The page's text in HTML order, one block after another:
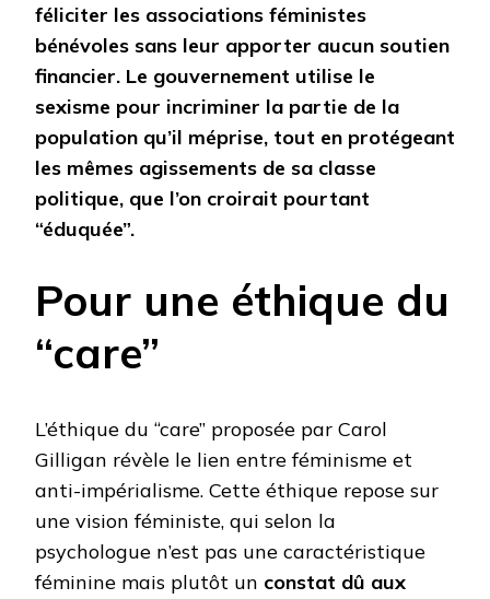
féliciter les associations féministes
bénévoles sans leur apporter aucun soutien
financier. Le gouvernement utilise le
sexisme pour incriminer la partie de la
population qu’il méprise, tout en protégeant
les mêmes agissements de sa classe
politique, que l’on croirait pourtant
“éduquée”.
Pour une éthique du
“care”
L’éthique du “care” proposée par Carol
Gilligan révèle le lien entre féminisme et
anti-impérialisme. Cette éthique repose sur
une vision féministe, qui selon la
psychologue n’est pas une caractéristique
féminine mais plutôt un constat dû aux